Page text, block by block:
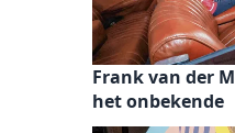
Frank van der
het onbekende